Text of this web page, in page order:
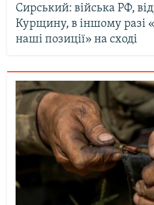
Сирський: війська РФ,
Курщину, в іншому разі
наші позиції» на сході